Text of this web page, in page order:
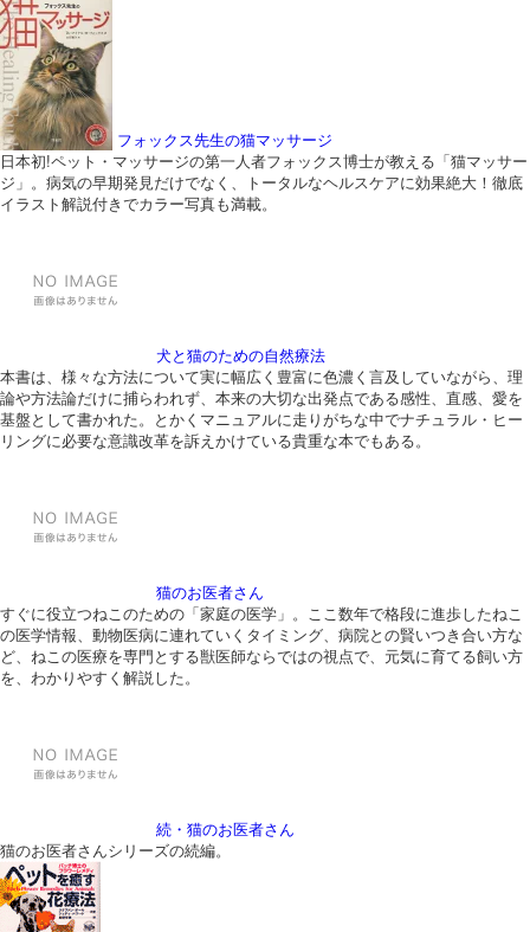
フォックス先生の猫マッサージ
日本初!ペット・マッサージの第一人者フォックス博士が教える「猫マッサー
ジ」。病気の早期発見だけでなく、トータルなヘルスケアに効果絶大！徹底
イラスト解説付きでカラー写真も満載。
犬と猫のための自然療法
本書は、様々な方法について実に幅広く豊富に色濃く言及していながら、理
論や方法論だけに捕らわれず、本来の大切な出発点である感性、直感、愛を
基盤として書かれた。とかくマニュアルに走りがちな中でナチュラル・ヒー
リングに必要な意識改革を訴えかけている貴重な本でもある。
猫のお医者さん
すぐに役立つねこのための「家庭の医学」。ここ数年で格段に進歩したねこ
の医学情報、動物医病に連れていくタイミング、病院との賢いつき合い方な
ど、ねこの医療を専門とする獣医師ならではの視点で、元気に育てる飼い方
を、わかりやすく解説した。
続・猫のお医者さん
猫のお医者さんシリーズの続編。